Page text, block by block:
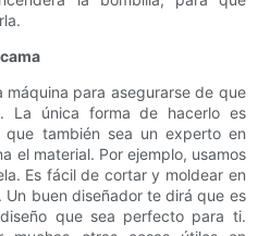
máquina para asegurarse de que
La única forma de hacerlo es
también sea un experto en
el material. Por ejemplo, usamos
Es fácil de cortar y moldear en
buen diseñador te dirá que es
que sea perfecto para ti.